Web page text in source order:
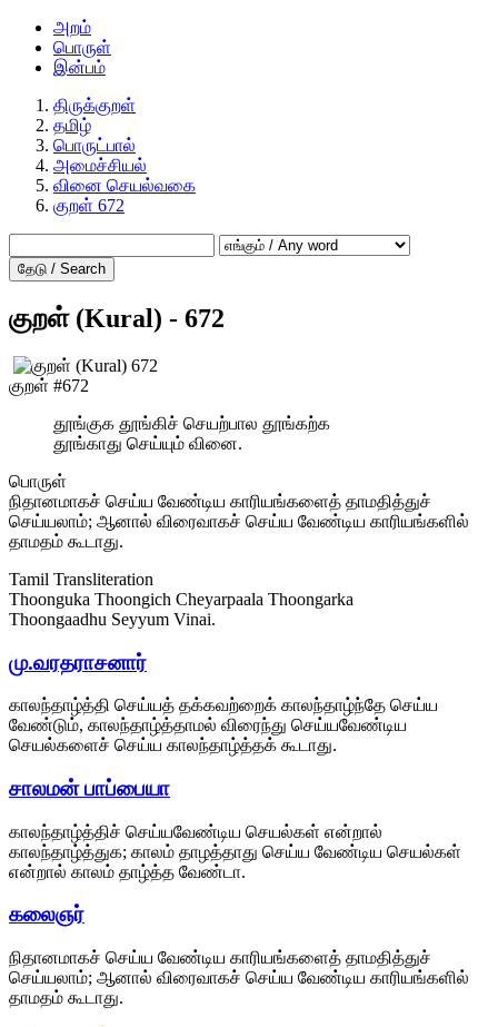
அறம்
பொருள்
இன்பம்
திருக்குறள்
தமிழ்
பொருட்பால்
அமைச்சியல்
வினை செயல்வகை
குறள் 672
தேடு / Search
குறள் (Kural) - 672
குறள் #672
தூங்குக தூங்கிச் செயற்பால தூங்கற்க
தூங்காது செய்யும் வினை.
பொருள்
நிதானமாகச் செய்ய வேண்டிய காரியங்களைத் தாமதித்துச்
செய்யலாம்; ஆனால் விரைவாகச் செய்ய வேண்டிய காரியங்களில்
தாமதம் கூடாது.
Tamil Transliteration
Thoonguka Thoongich Cheyarpaala Thoongarka
Thoongaadhu Seyyum Vinai.
மு.வரதராசனார்
காலந்தாழ்த்தி செய்யத் தக்கவற்றைக் காலந்தாழ்ந்தே செய்ய
வேண்டும், காலந்தாழ்த்தாமல் விரைந்து செய்யவேண்டிய
செயல்களைச் செய்ய காலந்தாழ்த்தக் கூடாது.
சாலமன் பாப்பையா
காலந்தாழ்த்திச் செய்யவேண்டிய செயல்கள் என்றால்
காலந்தாழ்த்துக; காலம் தாழத்தாது செய்ய வேண்டிய செயல்கள்
என்றால் காலம் தாழ்த்த வேண்டா.
கலைஞர்
நிதானமாகச் செய்ய வேண்டிய காரியங்களைத் தாமதித்துச்
செய்யலாம்; ஆனால் விரைவாகச் செய்ய வேண்டிய காரியங்களில்
தாமதம் கூடாது.